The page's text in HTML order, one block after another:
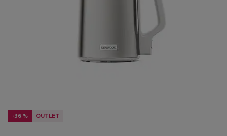
-36 % OUTLET